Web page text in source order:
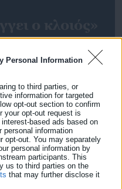
Personal Information
to third parties, or
information for targeted
opt-out section to confirm
your opt-out request is
based ads based on
personal information
opt-out. You may separately
personal information by
participants. This
us to third parties on the
that may further disclose it
– Έσπασε το
92-88 σε μεταξύ τους
Ευρωλίγκας. Οι
μια τεράστια ευκαιρία
στις τελευταίες
Η ομάδα του Δημήτρη